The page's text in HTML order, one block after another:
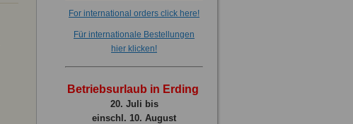
For international orders click here!
Für internationale Bestellungen
hier klicken!
Betriebsurlaub in Erding
20. Juli bis
einschl. 10. August